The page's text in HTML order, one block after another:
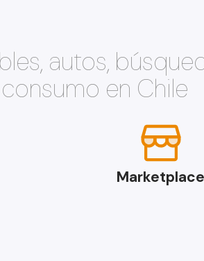
autos,
consumo en Chile
Marketplace